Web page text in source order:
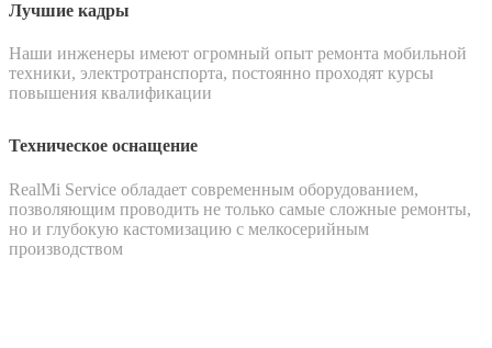
Лучшие кадры
Наши инженеры имеют огромный опыт ремонта мобильной
техники, электротранспорта, постоянно проходят курсы
повышения квалификации
Техническое оснащение
RealMi Service обладает современным оборудованием,
позволяющим проводить не только самые сложные ремонты,
но и глубокую кастомизацию с мелкосерийным
производством